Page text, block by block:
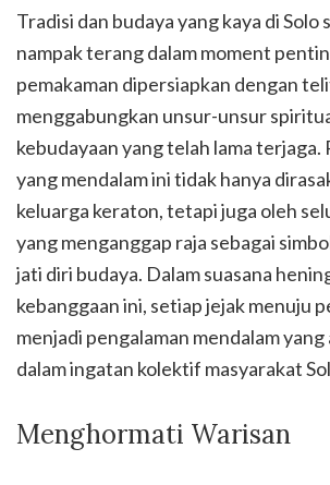
Tradisi dan budaya yang kaya di Solo
nampak terang dalam moment
pemakaman dipersiapkan dengan
menggabungkan unsur-unsur
kebudayaan yang telah lama terjaga.
yang mendalam ini tidak hanya
keluarga keraton, tetapi juga oleh
yang menganggap raja sebagai
jati diri budaya. Dalam suasana
kebanggaan ini, setiap jejak menuju
menjadi pengalaman mendalam
dalam ingatan kolektif masyarakat
Menghormati Warisan